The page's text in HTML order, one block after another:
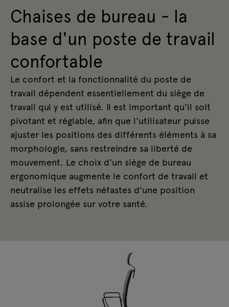
Chaises de bureau - la
base d'un poste de travail
confortable
Le confort et la fonctionnalité du poste de
travail dépendent essentiellement du siège de
travail qui y est utilisé. Il est important qu'il soit
pivotant et réglable, afin que l'utilisateur puisse
ajuster les positions des différents éléments à sa
morphologie, sans restreindre sa liberté de
mouvement. Le choix d'un siège de bureau
ergonomique augmente le confort de travail et
neutralise les effets néfastes d'une position
assise prolongée sur votre santé.